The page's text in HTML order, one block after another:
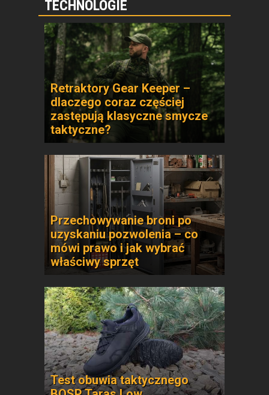
TECHNOLOGIE
Retraktory Gear Keeper –
dlaczego coraz częściej
zastępują klasyczne smycze
taktyczne?
Przechowywanie broni po
uzyskaniu pozwolenia – co
mówi prawo i jak wybrać
właściwy sprzęt
Test obuwia taktycznego